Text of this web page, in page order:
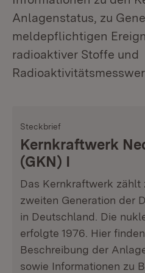
Anlagenstatus, zu
meldepflichtigen
radioaktiver Stoffe und
Steckbrief
Kernkraftwerk
(GKN) I
Das Kernkraftwerk zählt
zweiten Generation der
in Deutschland. Die
erfolgte 1976. Hier
Beschreibung der
sowie Informationen zu